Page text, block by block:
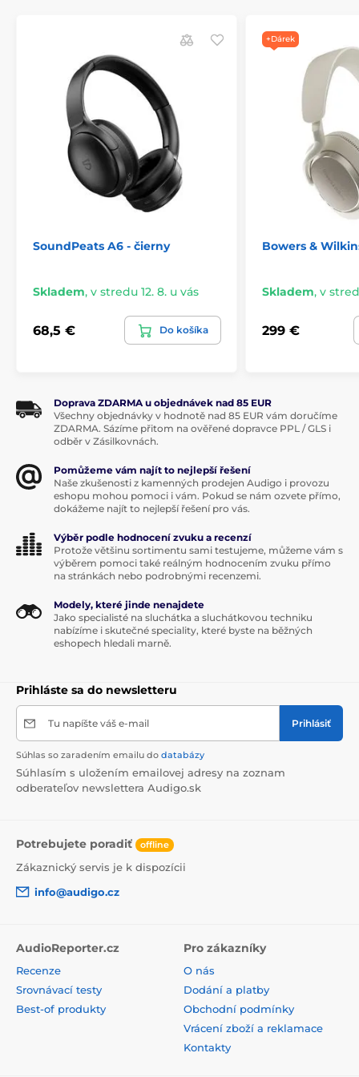
Navrhnuté na cesty
kombinácii s dostatočne veľkými náušníkmi s
pamäťovou penou nebudete mať problém s
pohodlným usadením na hlave ani počas dlhšieho
Skladacia konštrukcia z plastu a hliníka
Nízka hmotnosť a pohodlné náušníky
Produkt je zaradený v kategóriách
S potlačením hluku
SoundPeats A6 - čierny
Skladem, v stredu 12. 8. u vás
68,5 € Do košíka
+Dárek
Bowers &
Skladem, v
299 €
Doprava ZDARMA u objednávek nad 85 EUR
Všechny objednávky v hodnotě nad 85 EUR vám doručíme
ZDARMA. Sázíme přitom na ověřené dopravce PPL / GLS i
odběr v Zásilkovnách.
Pomůžeme vám najít to nejlepší řešení
Naše zkušenosti z kamenných prodejen Audigo i provozu
eshopu mohou pomoci i vám. Pokud se nám ozvete přímo,
dokážeme najít to nejlepší řešení pro vás.
Výběr podle hodnocení zvuku a recenzí
Protože většinu sortimentu sami testujeme, můžeme vám s
výběrem pomoci také reálným hodnocením zvuku přímo
na stránkách nebo podrobnými recenzemi.
Modely, které jinde nenajdete
Jako specialisté na sluchátka a sluchátkovou techniku
nabízíme i skutečné speciality, které byste na běžných
eshopech hledali marně.
Prihláste sa do newsletteru
Tu napíšte váš e-mail Prihlásiť
Súhlas so zaradením emailu do databázy
Súhlasím s uložením emailovej adresy na zoznam
odberateľov newslettera Audigo.sk
Potrebujete poradiť offline
Zákaznický servis je k dispozícii
info@audigo.cz
AudioReporter.cz
Recenze
Srovnávací testy
Best-of produkty
Pro zákazníky
O nás
Dodání a platby
Obchodní podmínky
Vrácení zboží a reklamace
Kontakty